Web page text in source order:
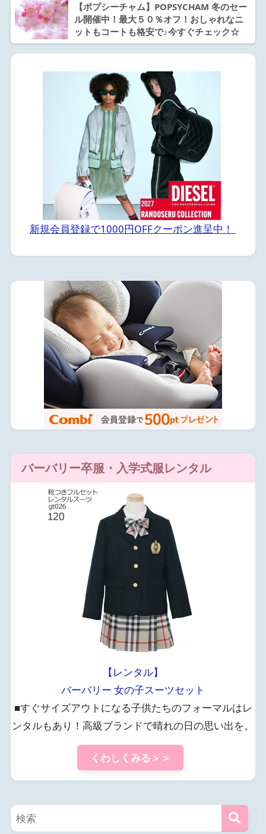
【ポプシーチャム】POPSYCHAM 冬のセー
ル開催中！最大５０％オフ！おしゃれなニ
ットもコートも格安で♪今すぐチェック☆
新規会員登録で1000円OFFクーポン進呈中！
バーバリー卒服・入学式服レンタル
【レンタル】
バーバリー 女の子スーツセット
■すぐサイズアウトになる子供たちのフォーマルはレ
ンタルもあり！高級ブランドで晴れの日の思い出を。
くわしくみる＞＞